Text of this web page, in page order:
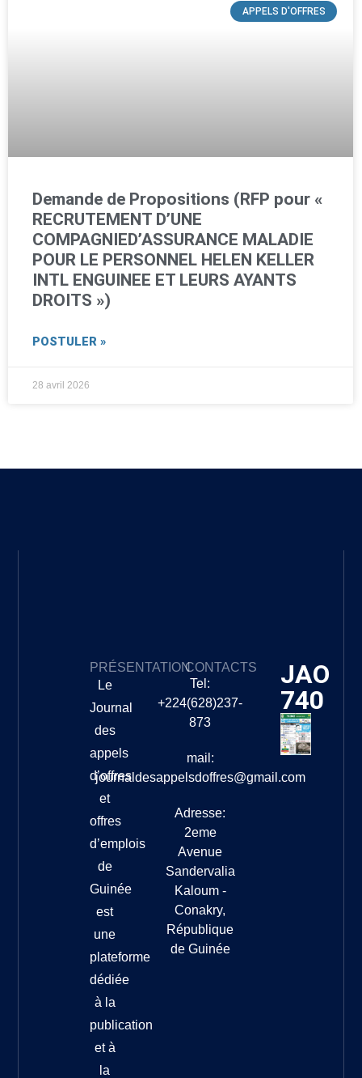
APPELS D'OFFRES
Demande de Propositions (RFP pour «
RECRUTEMENT D’UNE
COMPAGNIED’ASSURANCE MALADIE
POUR LE PERSONNEL HELEN KELLER
INTL ENGUINEE ET LEURS AYANTS
DROITS »)
POSTULER »
28 avril 2026
PRÉSENTATION
Le
Journal
des
appels
d’offres
et
offres
d’emplois
de
Guinée
est
une
plateforme
dédiée
à la
publication
et à
la
CONTACTS
Tel:
+224(628)237-
873
mail:
journaldesappelsdoffres@gmail.com
Adresse:
2eme
Avenue
Sandervalia
Kaloum -
Conakry,
République
de Guinée
JAO
740